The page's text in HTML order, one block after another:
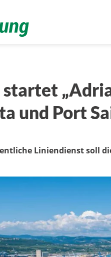
und Port
Liniendienst soll